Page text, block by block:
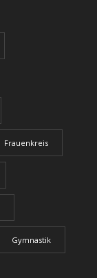
Frauenkreis
Gymnastik